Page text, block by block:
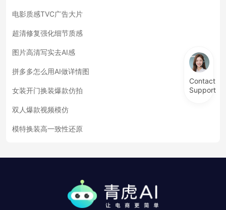
电影质感TVC广告大片
超清修复强化细节质感
图片高清写实去AI感
拼多多怎么用AI做详情图
女装开门换装爆款仿拍
双人爆款视频模仿
模特换装高一致性还原
Contact
Support